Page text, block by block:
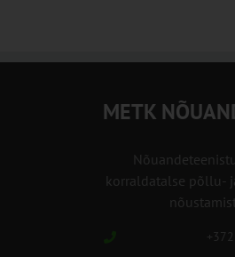
METK
korraldatalse põllu-